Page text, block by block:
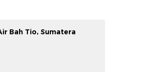
Bah Tio, Sumatera